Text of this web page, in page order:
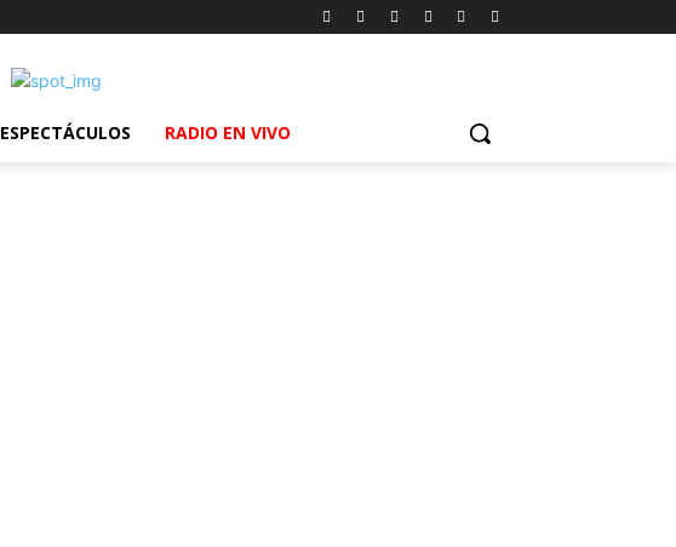
ESPECTÁCULOS RADIO EN VIVO